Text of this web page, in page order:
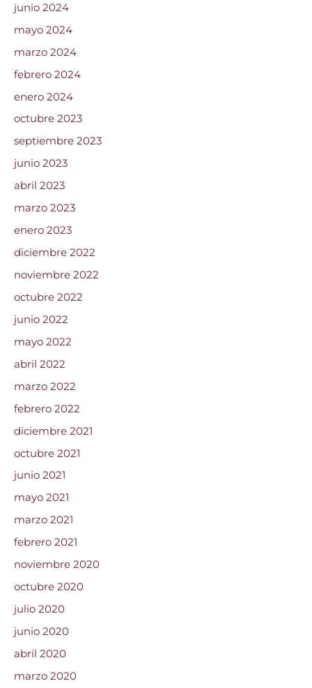
junio 2024
mayo 2024
marzo 2024
febrero 2024
enero 2024
octubre 2023
septiembre 2023
junio 2023
abril 2023
marzo 2023
enero 2023
diciembre 2022
noviembre 2022
octubre 2022
junio 2022
mayo 2022
abril 2022
marzo 2022
febrero 2022
diciembre 2021
octubre 2021
junio 2021
mayo 2021
marzo 2021
febrero 2021
noviembre 2020
octubre 2020
julio 2020
junio 2020
abril 2020
marzo 2020